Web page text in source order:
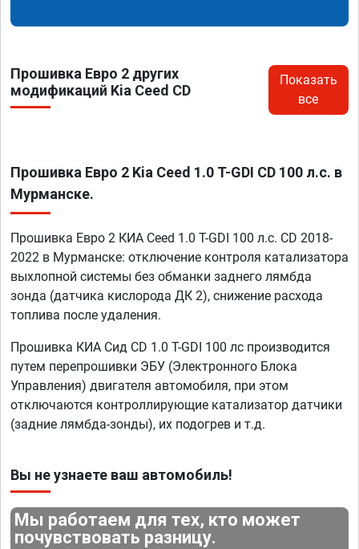
Прошивка Евро 2 других
модификаций Kia Ceed CD
Показать
все
Прошивка Евро 2 Kia Ceed 1.0 T-GDI CD 100 л.с. в
Мурманске.
Прошивка Евро 2 КИА Ceed 1.0 T-GDI 100 л.с. CD 2018-
2022 в Мурманске: отключение контроля катализатора
выхлопной системы без обманки заднего лямбда
зонда (датчика кислорода ДК 2), снижение расхода
топлива после удаления.
Прошивка КИА Сид CD 1.0 T-GDI 100 лс производится
путем перепрошивки ЭБУ (Электронного Блока
Управления) двигателя автомобиля, при этом
отключаются контроллирующие катализатор датчики
(задние лямбда-зонды), их подогрев и т.д.
Вы не узнаете ваш автомобиль!
Мы работаем для тех, кто может
почувствовать разницу.